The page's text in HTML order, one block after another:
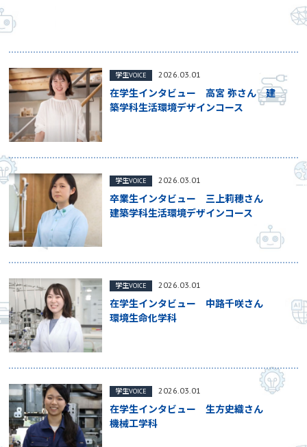
在学生インタビュー 高宮 弥さん 建
築学科生活環境デザインコース
学生VOICE 2026.03.01
卒業生インタビュー 三上莉穂さん
建築学科生活環境デザインコース
学生VOICE 2026.03.01
在学生インタビュー 中路千咲さん
環境生命化学科
学生VOICE 2026.03.01
在学生インタビュー 生方史織さん
機械工学科
学生VOICE 2026.03.01